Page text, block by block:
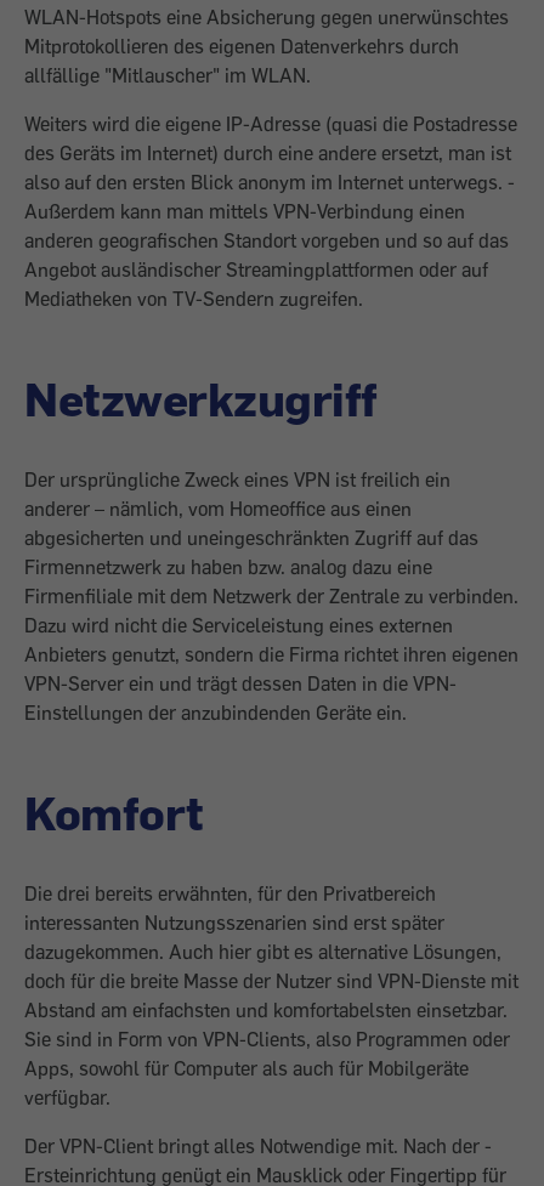
WLAN-Hotspots eine Absicherung gegen unerwünschtes
Mitprotokol­lieren des eigenen Datenverkehrs durch
allfällige "Mitlauscher" im WLAN.
Weiters wird die eigene IP-Adresse (quasi die Postadresse
des Geräts im Internet) durch eine ­andere ersetzt, man ist
also auf den ersten Blick anonym im Internet unterwegs. ­
Außerdem kann man mittels VPN-Verbindung einen
anderen geografischen Standort vorgeben und so auf das
Angebot ausländischer Streamingplattformen oder auf
Mediatheken von TV-Sendern zugreifen.
Netzwerkzugriff
Der ursprüngliche Zweck eines VPN ist freilich ein
anderer – nämlich, vom Homeoffice aus einen
abgesicherten und uneingeschränkten Zugriff auf das
Firmennetzwerk zu haben bzw. analog dazu eine
Firmenfiliale mit dem Netzwerk der Zentrale zu verbinden.
Dazu wird nicht die Serviceleistung eines externen
Anbieters genutzt, sondern die Firma richtet ­ihren eigenen
VPN-Server ein und trägt dessen Daten in die VPN-
Einstellungen der anzubindenden Geräte ein.
Komfort
Die drei bereits erwähnten, für den Privatbereich
interessanten Nutzungsszenarien sind erst später
dazugekommen. Auch hier gibt es alternative Lösungen,
doch für die breite Masse der Nutzer sind VPN-Dienste mit
Abstand am einfachsten und komfortabelsten einsetzbar.
Sie sind in Form von VPN-Clients, also Programmen oder
Apps, sowohl für Computer als auch für Mobilgeräte
verfügbar.
Der VPN-Client bringt alles Notwendige mit. Nach der ­
Ersteinrichtung genügt ein Mausklick oder Fingertipp für